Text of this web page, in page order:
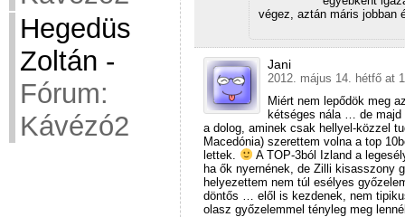
Hegedüs
Zoltán -
Fórum:
Kávézó2
végez, aztán máris jobban
Jani
2012. május 14. hétfő at
Miért nem lepődök meg
kétséges nála … de majd
a dolog, aminek csak hellyel-közzel
Macedónia) szerettem volna a top
lettek.
A TOP-3ból Izland a
ha ők nyernének, de Zilli kisasszony
helyezettem nem túl esélyes
döntős … elől is kezdenek, nem
olasz győzelemmel tényleg meg